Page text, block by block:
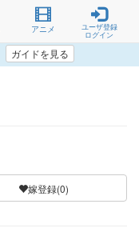
アニメ
ユーザ登録
ログイン
ガイドを見る
嫁登録(0)